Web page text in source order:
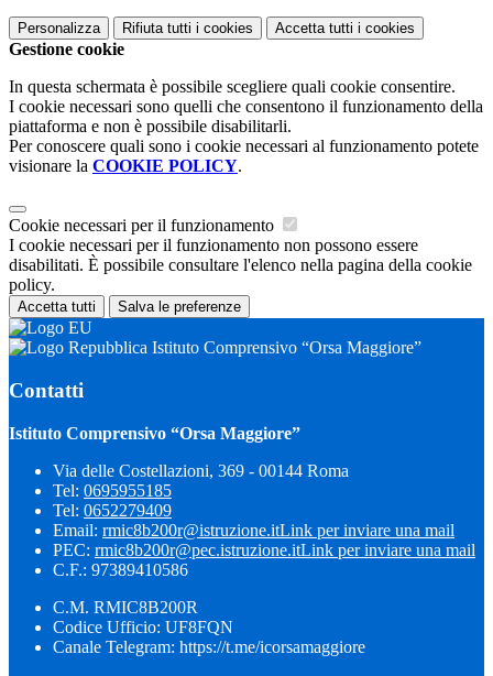
Personalizza Rifiuta tutti i cookies Accetta tutti i cookies
Gestione cookie
In questa schermata è possibile scegliere quali cookie consentire.
I cookie necessari sono quelli che consentono il funzionamento della
piattaforma e non è possibile disabilitarli.
Per conoscere quali sono i cookie necessari al funzionamento potete
visionare la COOKIE POLICY.
Cookie necessari per il funzionamento
I cookie necessari per il funzionamento non possono essere
disabilitati. È possibile consultare l'elenco nella pagina della cookie
policy.
Accetta tutti Salva le preferenze
Istituto Comprensivo “Orsa Maggiore”
Contatti
Istituto Comprensivo “Orsa Maggiore”
Via delle Costellazioni, 369 - 00144 Roma
Tel: 0695955185
Tel: 0652279409
Email: rmic8b200r@istruzione.itLink per inviare una mail
PEC: rmic8b200r@pec.istruzione.itLink per inviare una mail
C.F.: 97389410586
C.M. RMIC8B200R
Codice Ufficio: UF8FQN
Canale Telegram: https://t.me/icorsamaggiore